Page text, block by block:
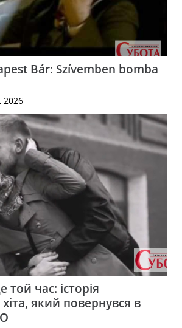
Bár: Szívemben bomba
2026
той час: історія
хіта, який повернувся в